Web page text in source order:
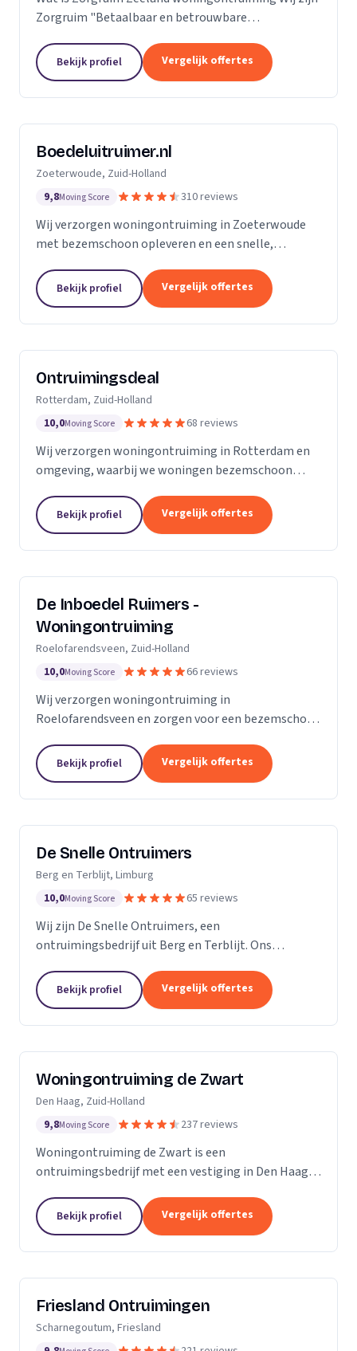
Zorgruim "Betaalbaar en betrouwbare
kleine verhuizingen.” Onze Kwaliteit is namelijk zo
ongelofelijk...
Bekijk profiel Vergelijk offertes
Boedeluitruimer.nl
Zoeterwoude, Zuid-Holland
9,8Moving Score 310 reviews
Wij verzorgen woningontruiming in Zoeterwoude
met bezemschoon opleveren en een snelle,
bedrijven.
Bekijk profiel Vergelijk offertes
Ontruimingsdeal
Rotterdam, Zuid-Holland
10,0Moving Score 68 reviews
Wij verzorgen woningontruiming in Rotterdam en
omgeving, waarbij we woningen bezemschoon
Bekijk profiel Vergelijk offertes
De Inboedel Ruimers -
Woningontruiming
Roelofarendsveen, Zuid-Holland
10,0Moving Score 66 reviews
Wij verzorgen woningontruiming in
Roelofarendsveen en zorgen voor een bezemschoon
Bekijk profiel Vergelijk offertes
De Snelle Ontruimers
Berg en Terblijt, Limburg
10,0Moving Score 65 reviews
Wij zijn De Snelle Ontruimers, een
ontruimingsbedrijf uit Berg en Terblijt. Ons
Bekijk profiel Vergelijk offertes
Woningontruiming de Zwart
Den Haag, Zuid-Holland
9,8Moving Score 237 reviews
Woningontruiming de Zwart is een
ontruimingsbedrijf met een vestiging in Den Haag.
Bekijk profiel Vergelijk offertes
Friesland Ontruimingen
Scharnegoutum, Friesland